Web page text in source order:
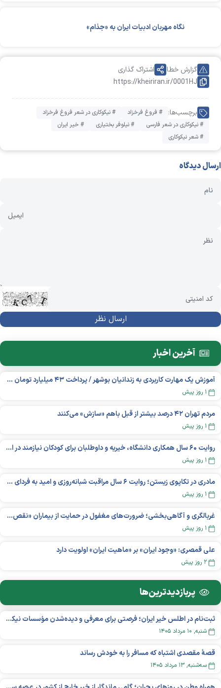
نگاه مهربان ادبیات ایران به «جذام»
https://kheiriran.ir/0001HJ
گزارش خطا اشتراک گذاری
برچسب‌ها: # فروغ فرخزاد
# نیکوکاری در شعر فروغ فرخزاد
# نیکوکاری در شعر فارسی
# نیلوفر بختیاری
# خیر ایران
# شعر نیکوکاری
ارسال دیدگاه
آخرین اخبار
آموزش یک مهارت کاربردی به زندانیان بوشهر / پرداخت ۴۳ میلیارد تومان تسهیلات خوداشتغالی
۱ روز پیش
مردم تهران ۴۲ درصد بیشتر از قبل باهم «سازش» می‌کنند
۱ روز پیش
روایت ۶۰ سال همکاری دانشگاه، خیریه و داوطلبان برای کودکان نیازمند در استرالیا
۱ روز پیش
مادری در تکاپوی زیستن؛ روایت ۶ سال مراقبت شبانه‌روزی و امید به فردای «نورا»
۱ روز پیش
غربالگری و آگاهی‌بخشی؛ ضرورت‌های مغفول در حمایت از بیماران «نقص ایمنی اولیه»
۱ روز پیش
علی قمصری: «وجود ایران» بر «ماهیت ایران» اولویت دارد
۲ روز پیش
پربازدید‌ترین‌ها
ثبت‌نام در اطلس خیر ایران؛ فرصتی برای معرفی و دیده‌شدن مؤسسات نیکوکاری
شنبه, ۱۰ مرداد ۱۴۰۵
قصهٔ مقصدی اشتباه که مسافر را به خودش رساند
سه‌شنبه, ۱۳ مرداد ۱۴۰۵